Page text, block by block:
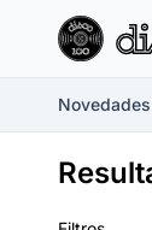
Novedades